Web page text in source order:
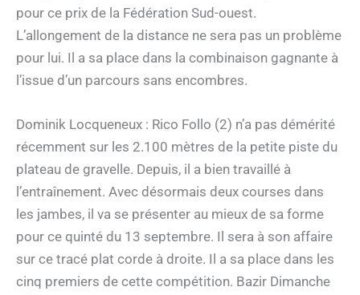
pour ce prix de la Fédération Sud-ouest.
L’allongement de la distance ne sera pas un problème
pour lui. Il a sa place dans la combinaison gagnante à
l’issue d’un parcours sans encombres.
Dominik Locqueneux : Rico Follo (2) n’a pas démérité
récemment sur les 2.100 mètres de la petite piste du
plateau de gravelle. Depuis, il a bien travaillé à
l’entraînement. Avec désormais deux courses dans
les jambes, il va se présenter au mieux de sa forme
pour ce quinté du 13 septembre. Il sera à son affaire
sur ce tracé plat corde à droite. Il a sa place dans les
cinq premiers de cette compétition. Bazir Dimanche